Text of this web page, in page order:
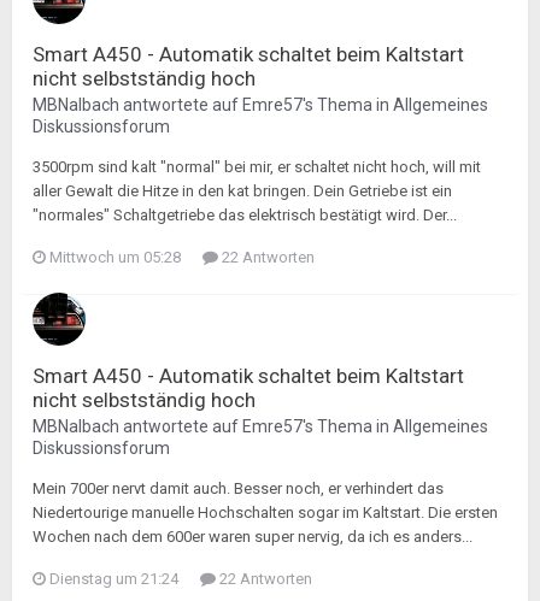
Smart A450 - Automatik schaltet beim Kaltstart
nicht selbstständig hoch
MBNalbach antwortete auf Emre57's Thema in Allgemeines
Diskussionsforum
3500rpm sind kalt "normal" bei mir, er schaltet nicht hoch, will mit
aller Gewalt die Hitze in den kat bringen. Dein Getriebe ist ein
"normales" Schaltgetriebe das elektrisch bestätigt wird. Der...
Mittwoch um 05:28 22 Antworten
Smart A450 - Automatik schaltet beim Kaltstart
nicht selbstständig hoch
MBNalbach antwortete auf Emre57's Thema in Allgemeines
Diskussionsforum
Mein 700er nervt damit auch. Besser noch, er verhindert das
Niedertourige manuelle Hochschalten sogar im Kaltstart. Die ersten
Wochen nach dem 600er waren super nervig, da ich es anders...
Dienstag um 21:24 22 Antworten